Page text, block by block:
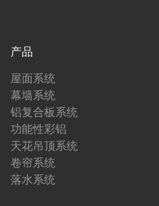
产品
屋面系统
幕墙系统
铝复合板系统
功能性彩铝
天花吊顶系统
卷帘系统
落水系统